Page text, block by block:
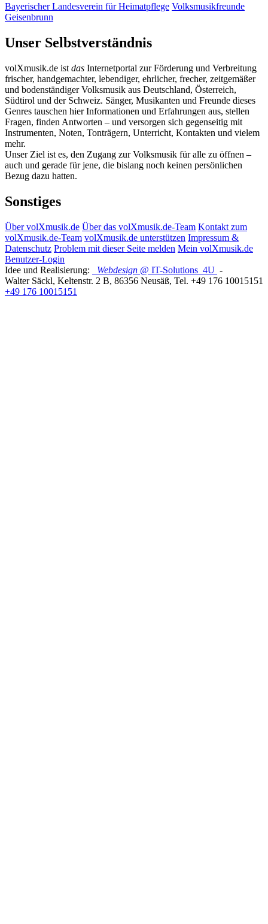
Bayerischer Landesverein für Heimatpflege Volksmusikfreunde
Geisenbrunn
Unser Selbstverständnis
volXmusik.de ist das Internetportal zur Förderung und Verbreitung
frischer, handgemachter, lebendiger, ehrlicher, frecher, zeitgemäßer
und bodenständiger Volksmusik aus Deutschland, Österreich,
Südtirol und der Schweiz. Sänger, Musikanten und Freunde dieses
Genres tauschen hier Informationen und Erfahrungen aus, stellen
Fragen, finden Antworten – und versorgen sich gegenseitig mit
Instrumenten, Noten, Tonträgern, Unterricht, Kontakten und vielem
mehr.
Unser Ziel ist es, den Zugang zur Volksmusik für alle zu öffnen –
auch und gerade für jene, die bislang noch keinen persönlichen
Bezug dazu hatten.
Sonstiges
Über volXmusik.de Über das volXmusik.de-Team Kontakt zum
volXmusik.de-Team volXmusik.de unterstützen Impressum &
Datenschutz Problem mit dieser Seite melden Mein volXmusik.de
Benutzer-Login
Idee und Realisierung:
Webdesign @ IT-Solutions 4U -
Walter Säckl, Keltenstr. 2 B, 86356 Neusäß, Tel. +49 176 10015151
+49 176 10015151